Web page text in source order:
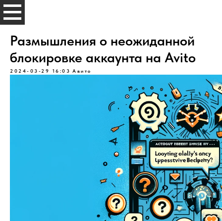
Размышления о неожиданной
блокировке аккаунта на Avito
2024-03-29 16:03 Авито